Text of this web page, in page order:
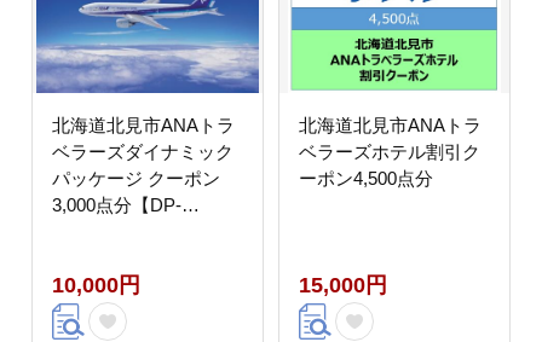
北海道北見市ANAトラ
ベラーズダイナミック
パッケージ クーポン
3,000点分【DP-
10,000円
北海道北見市ANAトラ
ベラーズホテル割引ク
ーポン4,500点分
15,000円